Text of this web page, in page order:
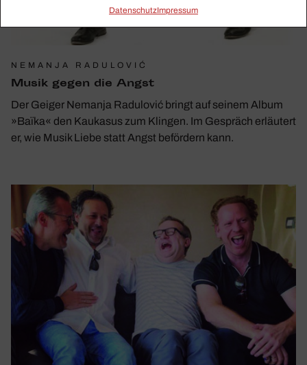
Daten­schutzImpressum
NEMANJA RADULOVIĆ
Musik ­gegen die Angst
Der Geiger Nemanja Radulović bringt auf seinem Album
»Baïka« den Kaukasus zum Klingen. Im Gespräch erläutert
er, wie Musik Liebe statt Angst befördern kann.